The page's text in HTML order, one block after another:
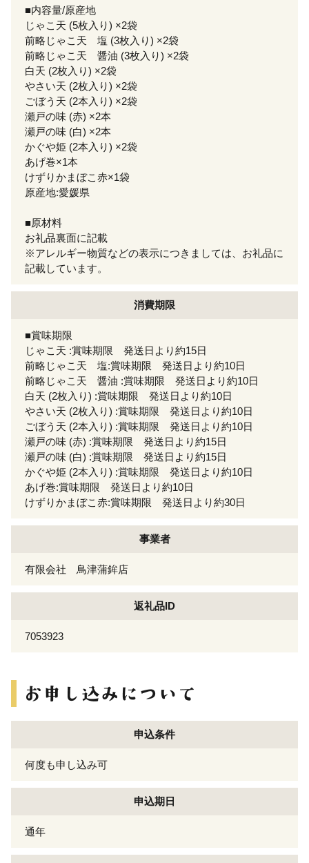
■内容量/原産地
じゃこ天 (5枚入り) ×2袋
前略じゃこ天 塩 (3枚入り) ×2袋
前略じゃこ天 醤油 (3枚入り) ×2袋
白天 (2枚入り) ×2袋
やさい天 (2枚入り) ×2袋
ごぼう天 (2本入り) ×2袋
瀬戸の味 (赤) ×2本
瀬戸の味 (白) ×2本
かぐや姫 (2本入り) ×2袋
あげ巻×1本
けずりかまぼこ赤×1袋
原産地:愛媛県
■原材料
お礼品裏面に記載
※アレルギー物質などの表示につきましては、お礼品に
記載しています。
消費期限
■賞味期限
じゃこ天 :賞味期限 発送日より約15日
前略じゃこ天 塩:賞味期限 発送日より約10日
前略じゃこ天 醤油 :賞味期限 発送日より約10日
白天 (2枚入り) :賞味期限 発送日より約10日
やさい天 (2枚入り) :賞味期限 発送日より約10日
ごぼう天 (2本入り) :賞味期限 発送日より約10日
瀬戸の味 (赤) :賞味期限 発送日より約15日
瀬戸の味 (白) :賞味期限 発送日より約15日
かぐや姫 (2本入り) :賞味期限 発送日より約10日
あげ巻:賞味期限 発送日より約10日
けずりかまぼこ赤:賞味期限 発送日より約30日
事業者
有限会社 鳥津蒲鉾店
返礼品ID
7053923
申込条件
何度も申し込み可
申込期日
通年